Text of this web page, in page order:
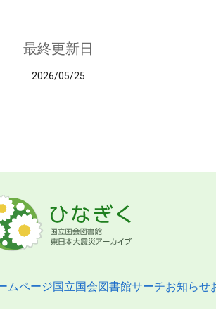
最終更新日
2026/05/25
ムページ国立国会図書館サーチお知らせ